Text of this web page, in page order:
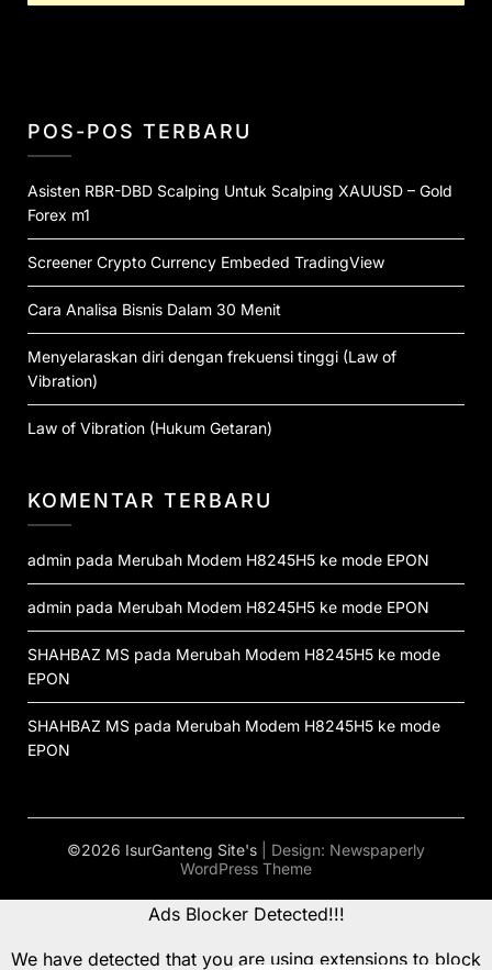
POS-POS TERBARU
Asisten RBR-DBD Scalping Untuk Scalping XAUUSD – Gold
Forex m1
Screener Crypto Currency Embeded TradingView
Cara Analisa Bisnis Dalam 30 Menit
Menyelaraskan diri dengan frekuensi tinggi (Law of
Vibration)
Law of Vibration (Hukum Getaran)
KOMENTAR TERBARU
admin pada Merubah Modem H8245H5 ke mode EPON
admin pada Merubah Modem H8245H5 ke mode EPON
SHAHBAZ MS pada Merubah Modem H8245H5 ke mode
EPON
SHAHBAZ MS pada Merubah Modem H8245H5 ke mode
EPON
©2026 IsurGanteng Site's | Design: Newspaperly
WordPress Theme
Ads Blocker Detected!!!
We have detected that you are using extensions to block